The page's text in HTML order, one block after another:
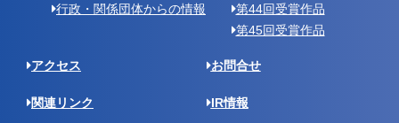
行政・関係団体からの情報
第44回受賞作品
第45回受賞作品
アクセス お問合せ
関連リンク IR情報